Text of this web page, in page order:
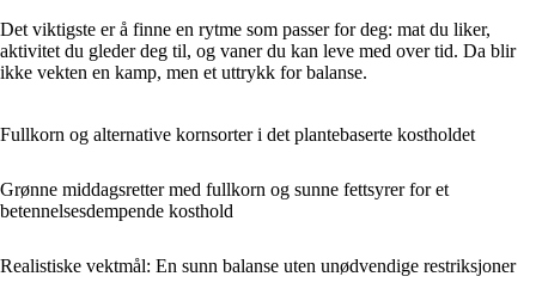
Det viktigste er å finne en rytme som passer for deg: mat du liker,
aktivitet du gleder deg til, og vaner du kan leve med over tid. Da blir
ikke vekten en kamp, men et uttrykk for balanse.
Fullkorn og alternative kornsorter i det plantebaserte kostholdet
Grønne middagsretter med fullkorn og sunne fettsyrer for et
betennelsesdempende kosthold
Realistiske vektmål: En sunn balanse uten unødvendige restriksjoner